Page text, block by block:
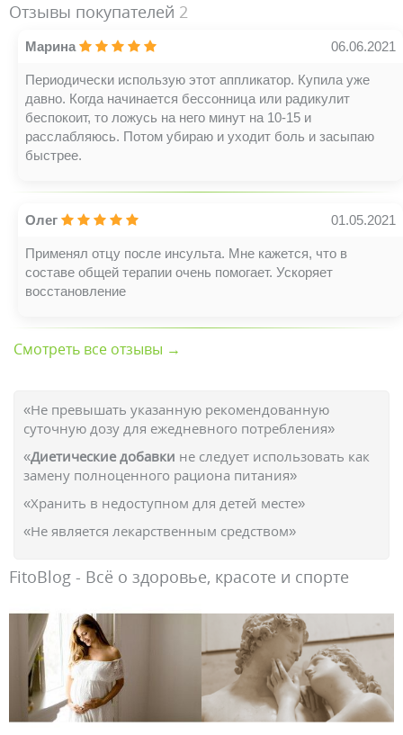
Отзывы покупателей 2
Марина 06.06.2021
Периодически использую этот аппликатор. Купила уже
давно. Когда начинается бессонница или радикулит
беспокоит, то ложусь на него минут на 10-15 и
расслабляюсь. Потом убираю и уходит боль и засыпаю
быстрее.
Олег 01.05.2021
Применял отцу после инсульта. Мне кажется, что в
составе общей терапии очень помогает. Ускоряет
восстановление
Смотреть все отзывы →
«Не превышать указанную рекомендованную
суточную дозу для ежедневного потребления»
«Диетические добавки не следует использовать как
замену полноценного рациона питания»
«Хранить в недоступном для детей месте»
«Не является лекарственным средством»
FitoBlog - Всё о здоровье, красоте и спорте